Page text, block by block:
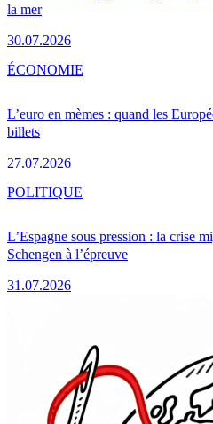
la mer
30.07.2026
L’euro en mèmes : quand les
billets
27.07.2026
ÉCONOMIE
L’Espagne sous pression : la crise
Schengen à l’épreuve
31.07.2026
POLITIQUE